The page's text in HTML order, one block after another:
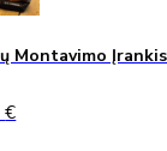
Montavimo
€